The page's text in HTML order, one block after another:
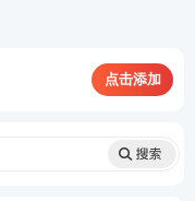
，如未在规定时间
点击添加